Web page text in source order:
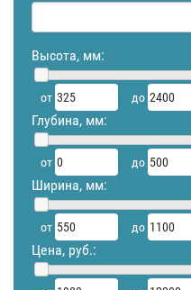
Высота, мм:
от до
Глубина, мм:
от до
Ширина, мм:
от до
Цена, руб.: